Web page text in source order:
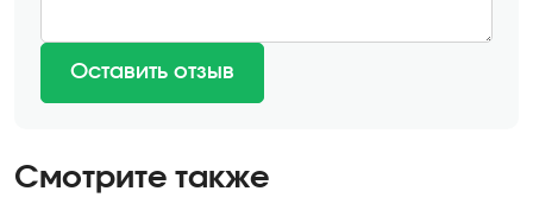
Оставить отзыв
Смотрите также